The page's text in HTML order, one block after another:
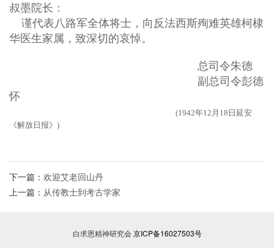
叔墨院长：
谨代表八路军全体将士，向反法西斯殉难英雄柯棣
华医生家属，致深切的哀悼。
总司令朱德
副总司令彭德
怀
(1942年12月18日延安
《解放日报》)
下一篇： 欢迎艾老回山丹
上一篇： 从传教士到考古学家
白求恩精神研究会京ICP备16027503号